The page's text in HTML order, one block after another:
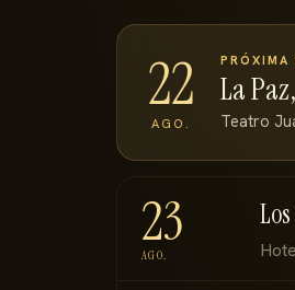
22
AGO.
PRÓXIMA
La
Teatro
23
AGO.